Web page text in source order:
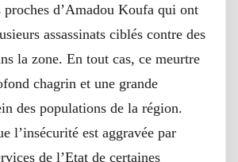
proches d’Amadou Koufa qui ont
assassinats ciblés contre des
la zone. En tout cas, ce meurtre
chagrin et une grande
des populations de la région.
l’insécurité est aggravée par
de l’Etat de certaines